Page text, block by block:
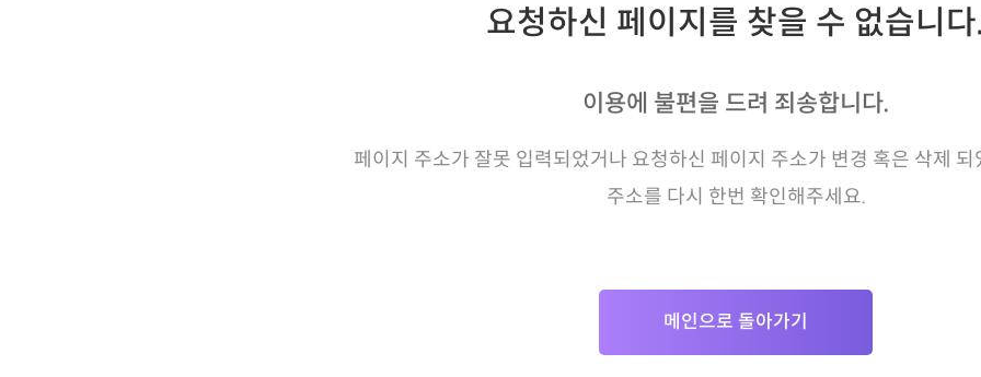
요청하신 페이지를 찾을 수 없습니다.
이용에 불편을 드려 죄송합니다.
페이지 주소가 잘못 입력되었거나 요청하신 페이지 주소가 변경 혹은 삭제 되
주소를 다시 한번 확인해주세요.
메인으로 돌아가기